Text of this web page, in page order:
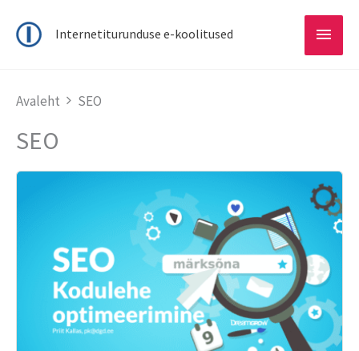
Internetiturunduse e-koolitused
Main
Avaleht SEO
SEO